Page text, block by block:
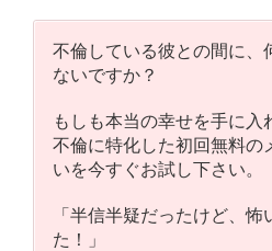
不倫している彼との間に、
ないですか？
もしも本当の幸せを手に
不倫に特化した初回無料の
いを今すぐお試し下さい。
「半信半疑だったけど、
た！」